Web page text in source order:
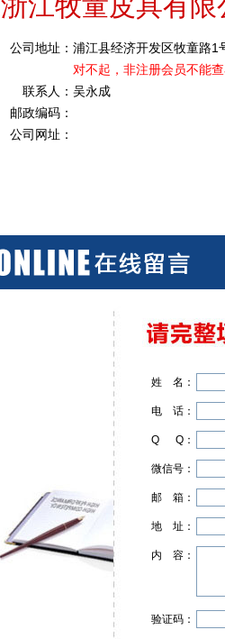
公司地址： 浦江县经济开发区牧童路1
对不起，非注册会员不能
联系人： 吴永成
邮政编码：
公司网址：
姓 名 ：
电 话 ：
Q Q ：
微信号：
邮 箱 ：
地 址 ：
内 容 ：
验证码：